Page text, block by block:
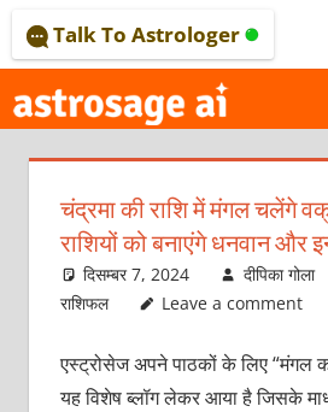
to
content
–
Talk To Astrologer
चंद्रमा की राशि में मंगल चलेंगे
राशियों को बनाएंगे धनवान और
दिसम्बर 7, 2024 दीपिका गोला
राशिफल
Leave a comment
एस्ट्रोसेज अपने पाठकों के लिए “मंगल
यह विशेष ब्लॉग लेकर आया है जिसके